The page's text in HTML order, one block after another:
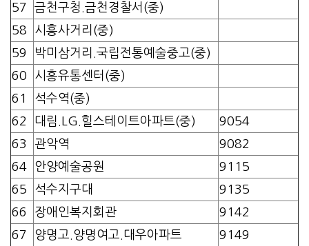
57
금천구청.금천경찰서(중)
58
시흥사거리(중)
59
박미삼거리.국립전통예술중고(중)
60
시흥유통센터(중)
61
석수역(중)
62
대림.LG.힐스테이트아파트(중)
9054
63
관악역
9082
64
안양예술공원
9115
65
석수지구대
9135
66
장애인복지회관
9142
67
양명고.양명여고.대우아파트
9149